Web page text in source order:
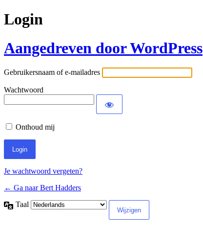
Login
Aangedreven door WordPress
Gebruikersnaam of e-mailadres
Wachtwoord
Onthoud mij
Je wachtwoord vergeten?
← Ga naar Bert Hadders
Taal